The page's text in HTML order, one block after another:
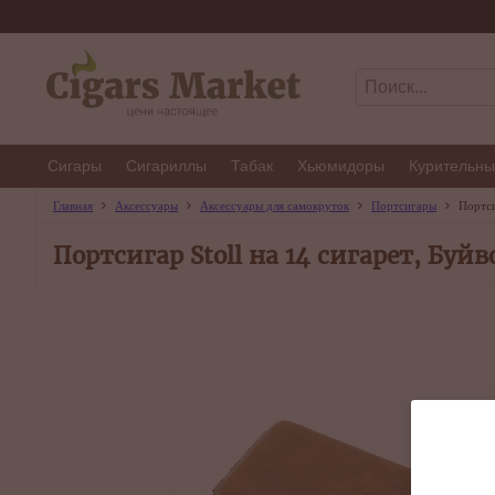
Сигары Сигариллы Табак Хьюмидоры
Главная Аксессуары Аксессуары для самокруток Портсигары
Портсигар Stoll на 14 сигарет,